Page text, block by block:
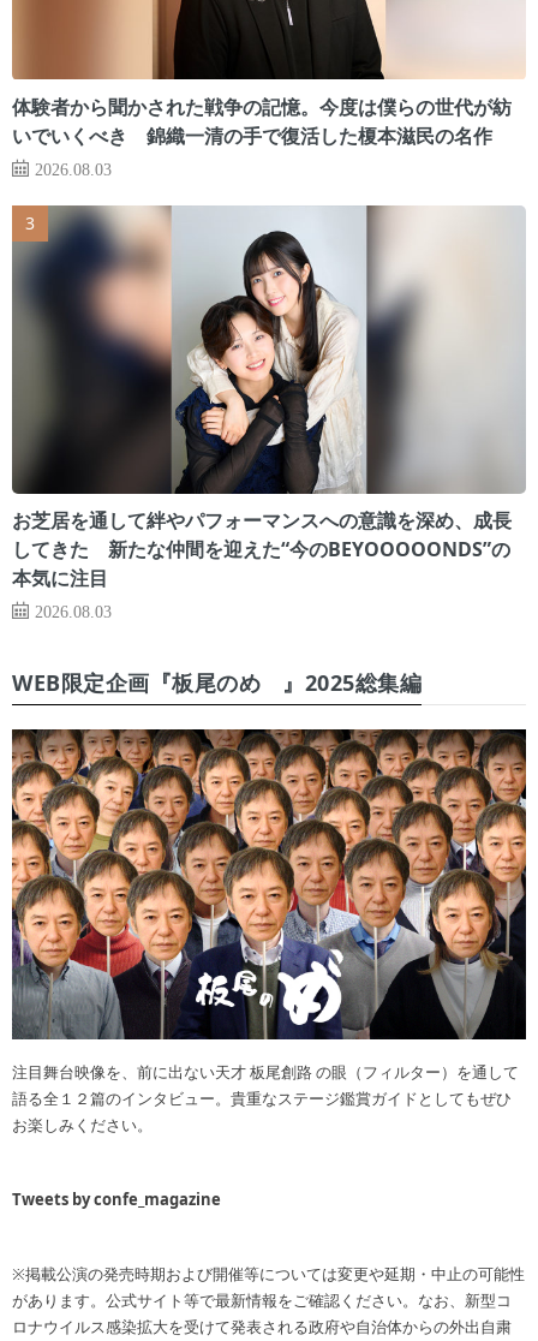
体験者から聞かされた戦争の記憶。今度は僕らの世代が紡
いでいくべき 錦織一清の手で復活した榎本滋民の名作
2026.08.03
お芝居を通して絆やパフォーマンスへの意識を深め、成長
してきた 新たな仲間を迎えた“今のBEYOOOOONDS”の
本気に注目
2026.08.03
WEB限定企画『板尾のめ゙』2025総集編
注目舞台映像を、前に出ない天才 板尾創路 の眼（フィルター）を通して
語る全１２篇のインタビュー。貴重なステージ鑑賞ガイドとしてもぜひ
お楽しみください。
Tweets by confe_magazine
※掲載公演の発売時期および開催等については変更や延期・中止の可能性
があります。公式サイト等で最新情報をご確認ください。なお、新型コ
ロナウイルス感染拡大を受けて発表される政府や自治体からの外出自粛